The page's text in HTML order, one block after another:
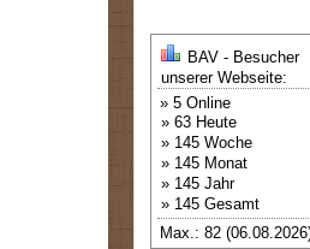
BAV - Besucher
unserer Webseite:
» 5 Online
» 63 Heute
» 145 Woche
» 145 Monat
» 145 Jahr
» 145 Gesamt
Max.: 82